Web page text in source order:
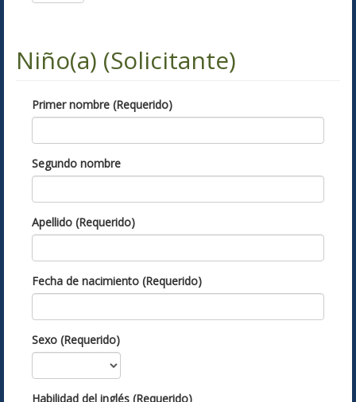
Niño(a) (Solicitante)
Primer nombre (Requerido)
Segundo nombre
Apellido (Requerido)
Fecha de nacimiento (Requerido)
Sexo (Requerido)
Habilidad del inglés (Requerido)